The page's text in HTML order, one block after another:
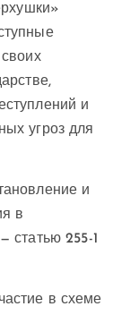
и
угроз для
и
в
статью 255-1
в схеме